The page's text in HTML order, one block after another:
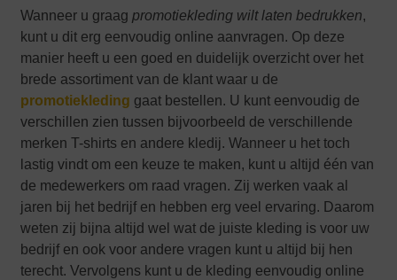
Wanneer u graagpromotiekleding wilt laten bedrukken,
kunt u dit erg eenvoudig online aanvragen. Op deze
manier heeft u een goed en duidelijk overzicht over het
brede assortiment van de klant waar u de
promotiekleding gaat bestellen. U kunt eenvoudig de
verschillen zien tussen bijvoorbeeld de verschillende
merken T-shirts en andere kledij. Wanneer u het toch
lastig vindt om een keuze te maken, kunt u altijd één van
de medewerkers om raad vragen. Zij werken vaak al
jaren bij het bedrijf en hebben erg veel ervaring. Daarom
weten zij bijna altijd wel wat de juiste kleding is voor uw
bedrijf en ook voor andere vragen kunt u altijd bij hen
terecht. Vervolgens kunt u de kleding eenvoudig online